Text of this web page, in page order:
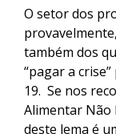
O setor dos
também dos
“pagar a
19. Se nos
Alimentar Não
deste lema é